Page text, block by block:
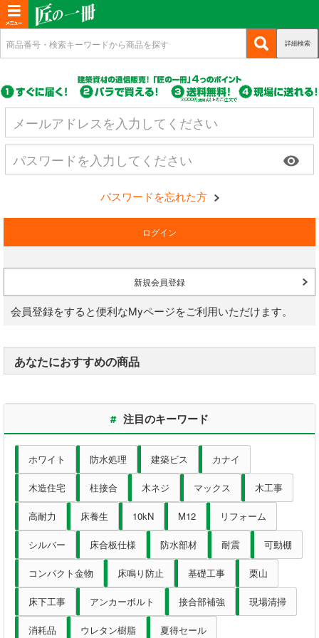
T
o
g
l
e
n
v
g
i
o
n
新規会員登録(c
u
r
r
e
n
t)
(c
u
r
e
t)
マイページ(c
u
r
e
商品カテゴリから選ぶ
基礎・土台関連
耐震制震
機械打 釘・ビス
接着剤
断熱材
養生・保護材
屋内用手すり
屋外用手すり
棚柱・収納
点検口・収納庫
詳細検索
visibility
パスワードを忘れた方
ログイン
新規会員登録
会員登録をすると便利なMyページをご利用いただけます。
あなたにおすすめの商品
# 注目のキーワード
ホワイト 防水処理 建築ビス カナイ
木造住宅 柱接合 木ネジ マックス 木工事
高耐力 床養生 10kN M12 リフォーム
シルバー 床合板仕様 防水部材 耐震 可動棚
コンパクト金物 床鳴り防止 基礎工事 栗山
床下工事 アンカーボルト 接合部補強 現場清掃
消耗品 ウレタン樹脂 夏得セール